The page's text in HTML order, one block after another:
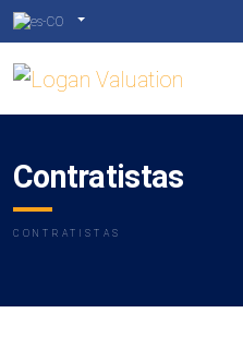
Contratistas
CONTRATISTAS